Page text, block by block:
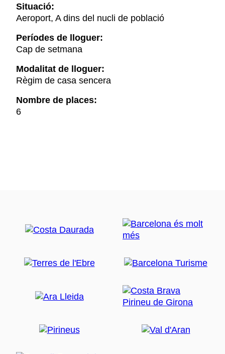
Situació:
Aeroport, A dins del nucli de població
Períodes de lloguer:
Cap de setmana
Modalitat de lloguer:
Règim de casa sencera
Nombre de places:
6